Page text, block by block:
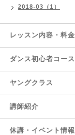
2018-03（1）
レッスン内容・料金
ダンス初心者コース
ヤングクラス
講師紹介
休講・イベント情報